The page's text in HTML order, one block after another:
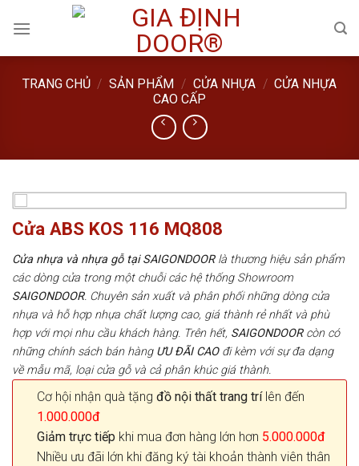
TRANG CHỦ / SẢN PHẨM / CỬA NHỰA / CỬA NHỰA
CAO CẤP
Cửa ABS KOS 116 MQ808
Cửa nhựa và nhựa gỗ tại SAIGONDOORlà thương hiệu sản phẩm
các dòng cửa trong một chuỗi các hệ thống Showroom
SAIGONDOOR. Chuyên sản xuất và phân phối những dòng cửa
nhựa và hỗ hợp nhựa chất lượng cao, giá thành rẻ nhất và phù
hợp với mọi nhu cầu khách hàng. Trên hết, SAIGONDOORcòn có
những chính sách bán hàng ƯU ĐÃI CAO đi kèm với sự đa dạng
về mẫu mã, loại cửa gỗ và cả phân khúc giá thành.
Cơ hội nhận quà tặng đồ nội thất trang trílên đến
1.000.000đ
Giảm trực tiếp khi mua đơn hàng lớn hơn 5.000.000đ
Nhiều ưu đãi lớn khi đăng ký tài khoản thành viên thân